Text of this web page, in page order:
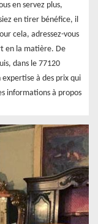
en servez plus,
en tirer bénéfice, il
cela, adressez-vous
en la matière. De
dans le 77120
à des prix qui
informations à propos